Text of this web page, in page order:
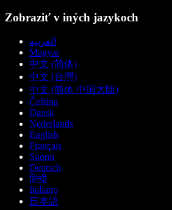
Zobraziť v iných jazykoch
العربية
Magyar
中文 (简体)
中文 (台灣)
中文 (简体 中国大陆)
Čeština
Dansk
Nederlands
English
Français
Suomi
Deutsch
हिन्दी
Italiano
日本語